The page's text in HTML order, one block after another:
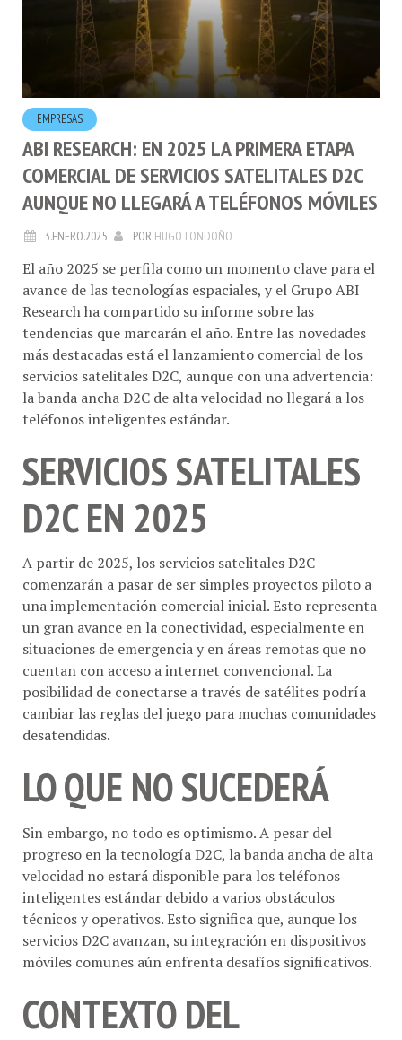
EMPRESAS
ABI RESEARCH: EN 2025 LA PRIMERA ETAPA
COMERCIAL DE SERVICIOS SATELITALES D2C
AUNQUE NO LLEGARÁ A TELÉFONOS MÓVILES
3.ENERO.2025
avance de las tecnologías espaciales, y el Grupo ABI
Research ha compartido su informe sobre las
tendencias que marcarán el año. Entre las novedades
más destacadas está el lanzamiento comercial de los
servicios satelitales D2C, aunque con una advertencia:
la banda ancha D2C de alta velocidad no llegará a los
teléfonos inteligentes estándar.
SERVICIOS SATELITALES
D2C EN 2025
comenzarán a pasar de ser simples proyectos piloto a
una implementación comercial inicial. Esto representa
un gran avance en la conectividad, especialmente en
situaciones de emergencia y en áreas remotas que no
cuentan con acceso a internet convencional. La
posibilidad de conectarse a través de satélites podría
cambiar las reglas del juego para muchas comunidades
desatendidas.
LO QUE NO SUCEDERÁ
Sin embargo, no todo es optimismo. A pesar del
progreso en la tecnología D2C, la banda ancha de alta
velocidad no estará disponible para los teléfonos
inteligentes estándar debido a varios obstáculos
técnicos y operativos. Esto significa que, aunque los
servicios D2C avanzan, su integración en dispositivos
móviles comunes aún enfrenta desafíos significativos.
CONTEXTO DEL